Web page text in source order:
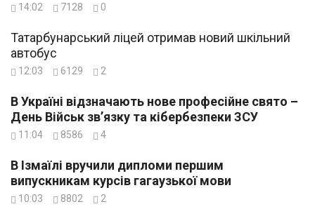
14:02 7128 0
Татарбунарський ліцей отримав новий шкільний
автобус
12:03 6129 2
В Україні відзначають нове професійне свято –
День Військ зв’язку та кібербезпеки ЗСУ
11:04 8586 4
В Ізмаїлі вручили дипломи першим
випускникам курсів гагаузької мови
10:03 8802 2